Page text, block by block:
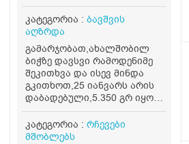
კატეგორია : ბავშვის
აღზრდა
გამარჯობათ,ახალშობილ
ბიჭზე დავსვი რამოდენიმე
შეკითხვა და ისევ მინდა
გკითხოთ,25 იანვარს არის
დაბადებული,5.350 გრ იყო
დღეს,120 გრ სიმილაკ
გოლდს ჭამს,მესამე დღეა
კუჭში გადის
კატეგორია : რჩევები
მშობლებს